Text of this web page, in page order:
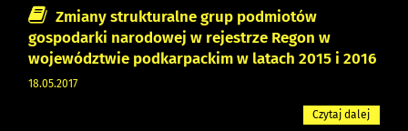
Zmiany strukturalne grup podmiotów
gospodarki narodowej w rejestrze Regon w
województwie podkarpackim w latach 2015 i 2016
18.05.2017
Czytaj dalej